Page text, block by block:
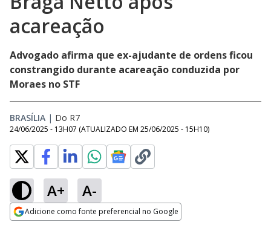
acareação
Advogado afirma que ex-ajudante de ordens ficou
constrangido durante acareação conduzida por
Moraes no STF
BRASÍLIA | Do R7
24/06/2025 - 13H07 (ATUALIZADO EM 25/06/2025 - 15H10)
A+ A-
Adicione como fonte preferencial no Google